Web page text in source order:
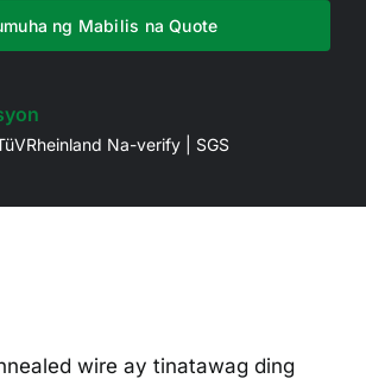
ng Mabilis na Quote
Na-verify | SGS
wire ay tinatawag ding